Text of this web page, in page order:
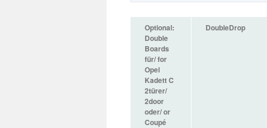
Optional:
Double
Boards
für/ for
Opel
Kadett C
2türer/
2door
oder/ or
Coupé
DoubleDrop